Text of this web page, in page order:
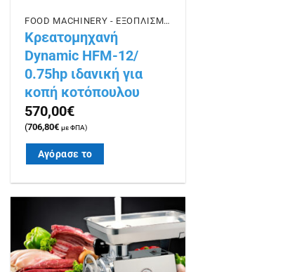
FOOD MACHINERY - ΕΞΟΠΛΙΣΜΟΣ ΕΣΤΙΑΣΗΣ
Κρεατομηχανή
Dynamic HFM-12/
0.75hp ιδανική για
κοπή κοτόπουλου
570,00€
(706,80€ με ΦΠΑ)
Αγόρασε το
Πρόσθήκη
στην λίστα
επιθυμιών